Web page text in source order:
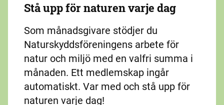
Stå upp för naturen varje dag
Som månadsgivare stödjer du
Naturskyddsföreningens arbete för
natur och miljö med en valfri summa i
månaden. Ett medlemskap ingår
automatiskt. Var med och stå upp för
naturen varje dag!